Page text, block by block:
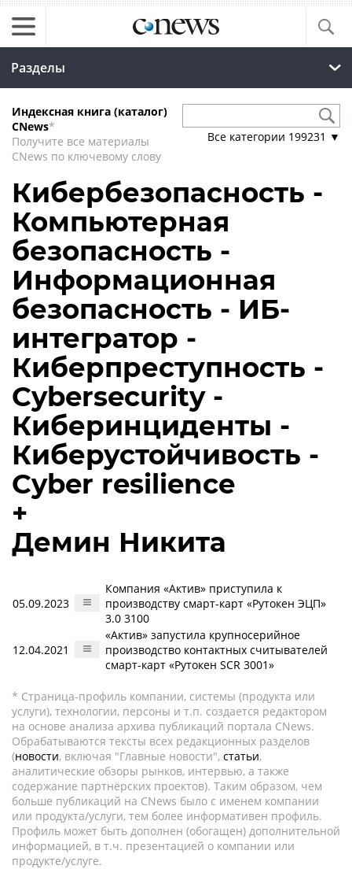
Разделы
Индексная книга (каталог)
CNews*
Получите все материалы
CNews по ключевому слову
Все категории 199231 ▼
Кибербезопасность -
Компьютерная
безопасность -
Информационная
безопасность - ИБ-
интегратор -
Киберпреступность -
Cybersecurity -
Киберинциденты -
Киберустойчивость -
Cyber resilience
+
Демин Никита
05.09.2023
Компания «Актив» приступила к
производству смарт-карт «Рутокен ЭЦП»
3.0 3100
12.04.2021
«Актив» запустила крупносерийное
производство контактных считывателей
смарт-карт «Рутокен SCR 3001»
* Страница-профиль компании, системы (продукта или
услуги), технологии, персоны и т.п. создается редактором
на основе анализа архива публикаций портала CNews.
Обрабатываются тексты всех редакционных разделов
(новости, включая "Главные новости", статьи,
аналитические обзоры рынков, интервью, а также
содержание партнёрских проектов). Таким образом, чем
больше публикаций на CNews было с именем компании
или продукта/услуги, тем более информативен профиль.
Профиль может быть дополнен (обогащен) дополнительной
информацией, в т.ч. презентацией о компании или
продукте/услуге.